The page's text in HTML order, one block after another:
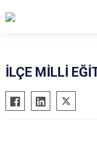
Araban
İslahiye
İLÇE MİLLİ